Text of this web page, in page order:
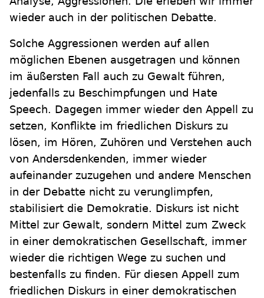
wieder auch in der politischen Debatte.
Solche Aggressionen werden auf allen
möglichen Ebenen ausgetragen und können
im äußersten Fall auch zu Gewalt führen,
jedenfalls zu Beschimpfungen und Hate
Speech. Dagegen immer wieder den Appell zu
setzen, Konflikte im friedlichen Diskurs zu
lösen, im Hören, Zuhören und Verstehen auch
von Andersdenkenden, immer wieder
aufeinander zuzugehen und andere Menschen
in der Debatte nicht zu verunglimpfen,
stabilisiert die Demokratie. Diskurs ist nicht
Mittel zur Gewalt, sondern Mittel zum Zweck
in einer demokratischen Gesellschaft, immer
wieder die richtigen Wege zu suchen und
bestenfalls zu finden. Für diesen Appell zum
friedlichen Diskurs in einer demokratischen